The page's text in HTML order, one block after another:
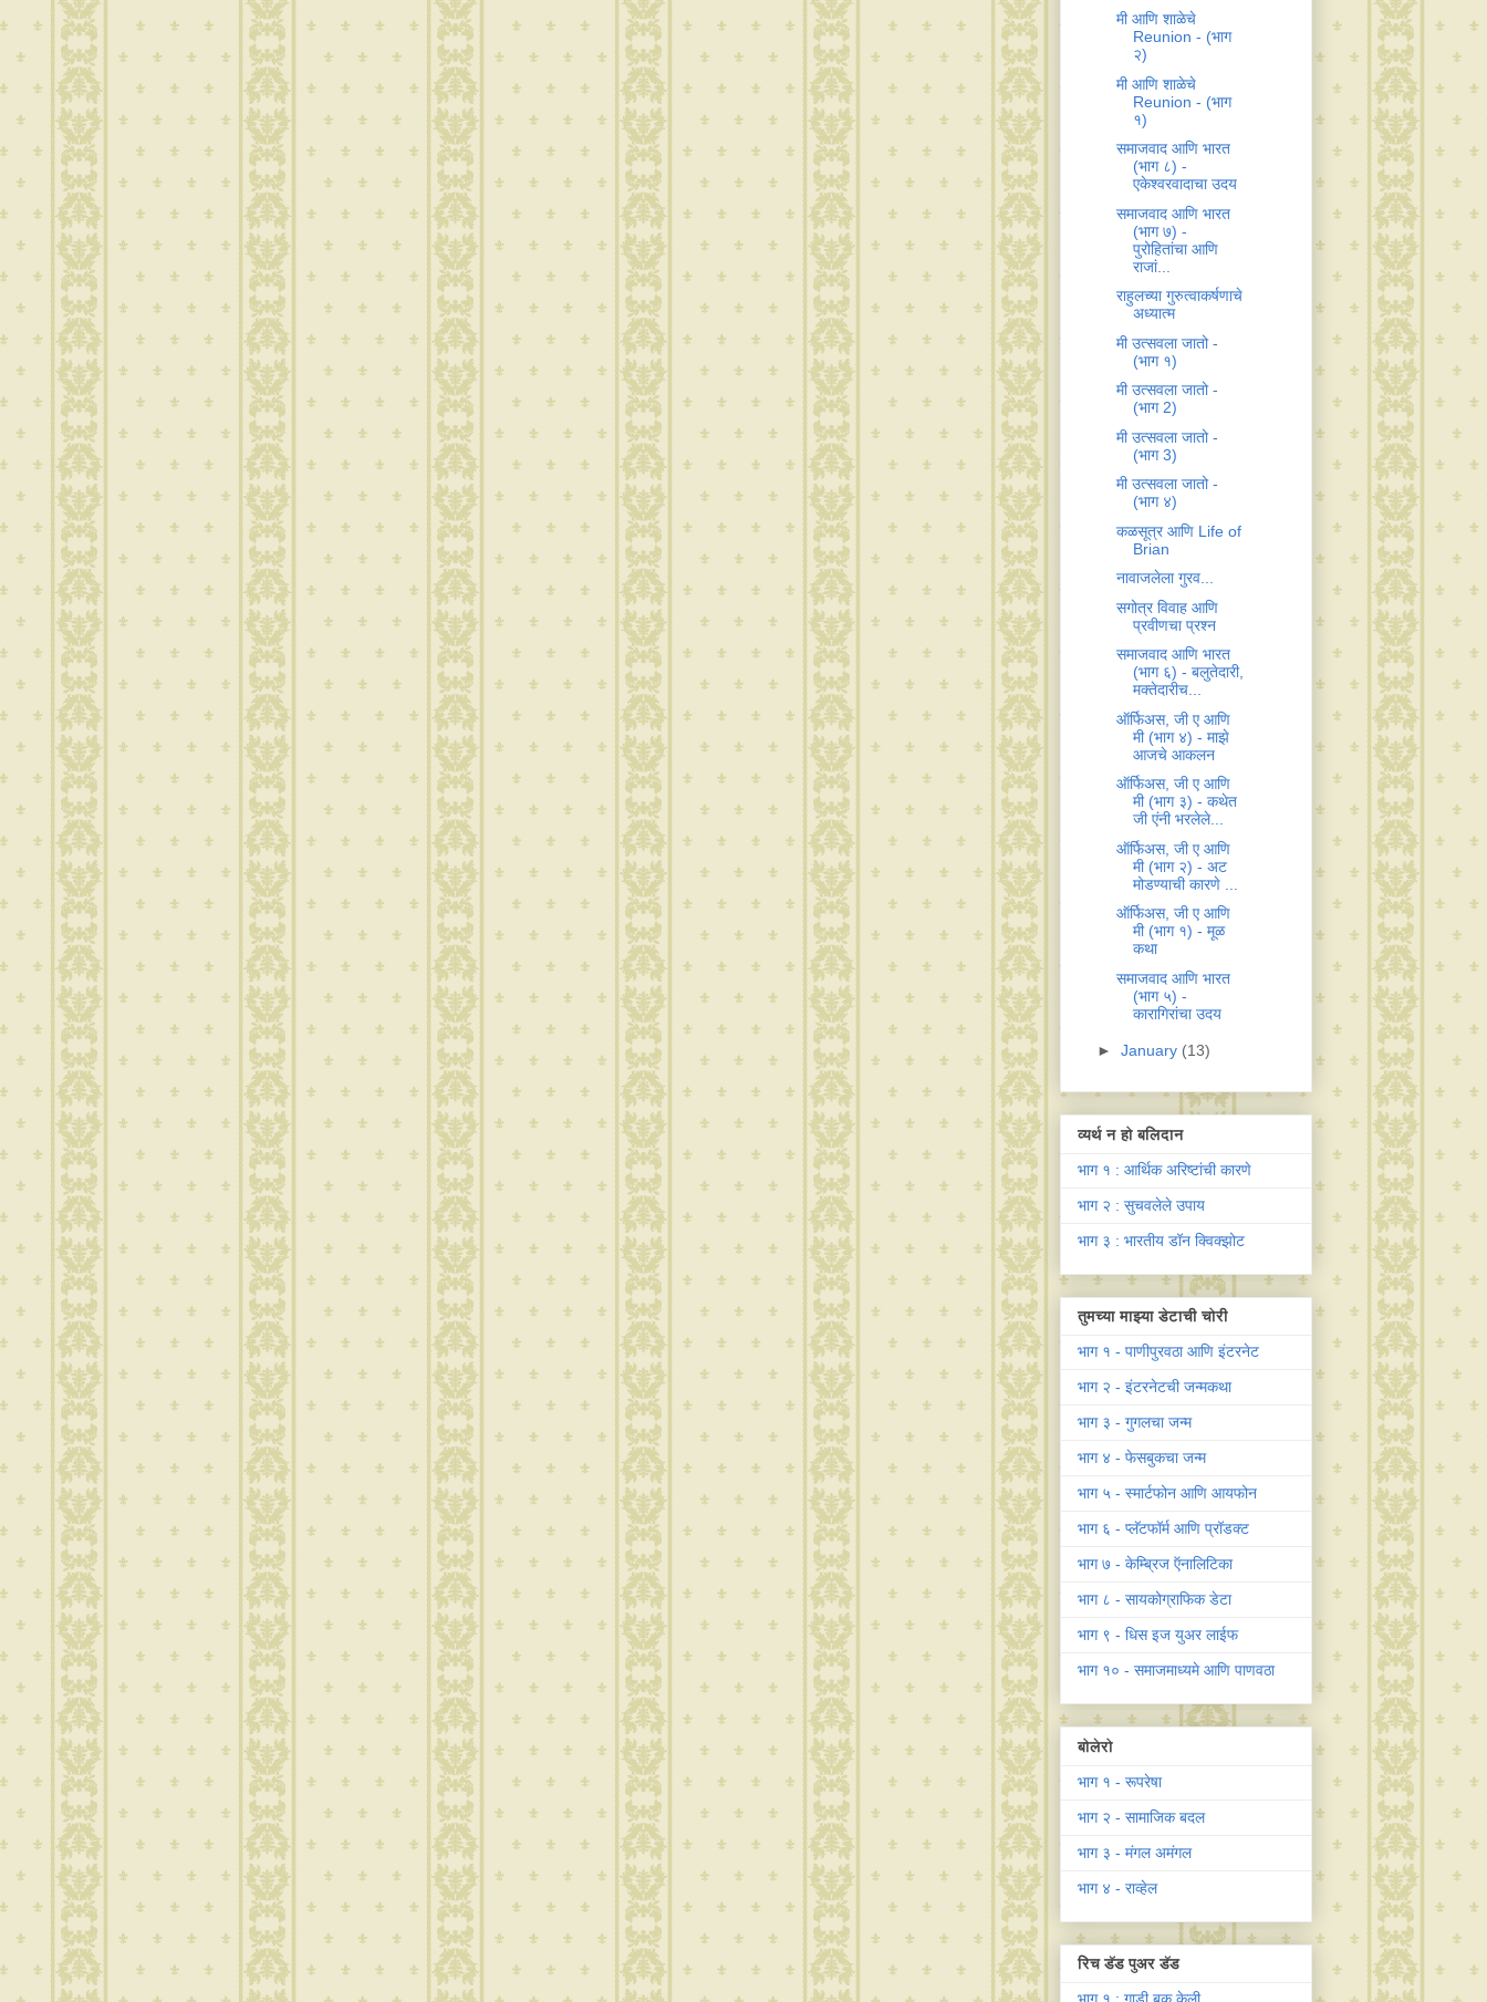
मी आणि शाळेचे
Reunion - (भाग
२)
मी आणि शाळेचे
Reunion - (भाग
१)
‎समाजवाद आणि भारत‬
(भाग ८) -
एकेश्वरवादाचा उदय
‎समाजवाद आणि भारत‬
(भाग ७) -
पुरोहितांचा आणि
राजां...
राहुलच्या गुरुत्वाकर्षणाचे
अध्यात्म
‪मी उत्सवला जातो‬ -
(भाग १)
‎मी उत्सवला जातो‬ -
(भाग 2)
‪‎मी उत्सवला जातो‬ -
(भाग 3)
‪‎मी उत्सवला जातो ‬-
(भाग ४)
‪कळसूत्र आणि Life of
Brian‬
नावाजलेला गुरव...
सगोत्र विवाह आणि
प्रवीणचा प्रश्न
‪समाजवाद आणि भारत‬
(भाग ६) - बलुतेदारी,
मक्तेदारीच...
ऑर्फिअस, जी ए आणि
मी (भाग ४) - माझे
आजचे आकलन
ऑर्फिअस, जी ए आणि
मी (भाग ३) - कथेत
जी एंनी भरलेले...
ऑर्फिअस, जी ए आणि
मी (भाग २) - अट
मोडण्याची कारणे ...
ऑर्फिअस, जी ए आणि
मी (भाग १) - मूळ
कथा
‪समाजवाद आणि भारत‬
(भाग ५) -
कारागिरांचा उदय
► January (13)
व्यर्थ न हो बलिदान
भाग १ : आर्थिक अरिष्टांची कारणे
भाग २ : सुचवलेले उपाय
भाग ३ : भारतीय डॉन क्विक्झोट
तुमच्या माझ्या डेटाची चोरी
भाग १ - पाणीपुरवठा आणि इंटरनेट
भाग २ - इंटरनेटची जन्मकथा
भाग ३ - गुगलचा जन्म
भाग ४ - फेसबुकचा जन्म
भाग ५ - स्मार्टफोन आणि आयफोन
भाग ६ - प्लॅटफॉर्म आणि प्रॉडक्ट
भाग ७ - केम्ब्रिज ऍनालिटिका
भाग ८ - सायकोग्राफिक डेटा
भाग ९ - धिस इज युअर लाईफ
भाग १० - समाजमाध्यमे आणि पाणवठा
बोलेरो
भाग १ - रूपरेषा
भाग २ - सामाजिक बदल
भाग ३ - मंगल अमंगल
भाग ४ - राव्हेल
रिच डॅड पुअर डॅड